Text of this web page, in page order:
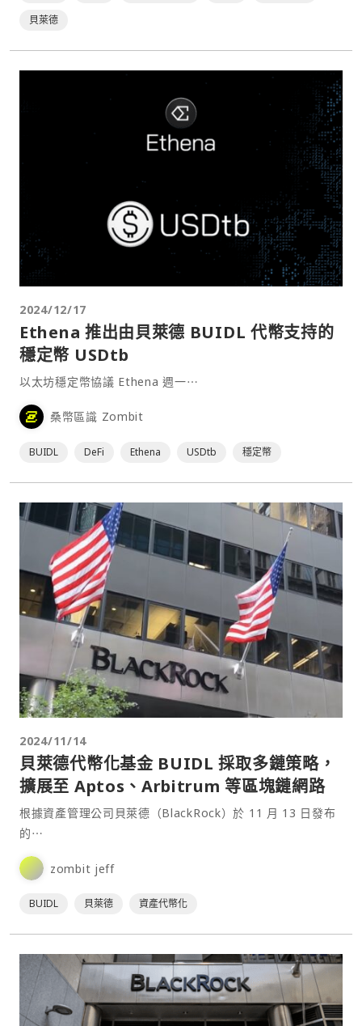
貝萊德
2024/12/17
Ethena 推出由貝萊德 BUIDL 代幣支持的
穩定幣 USDtb
以太坊穩定幣協議 Ethena 週一⋯
桑幣區識 Zombit
BUIDL DeFi Ethena USDtb 穩定幣
2024/11/14
貝萊德代幣化基金 BUIDL 採取多鏈策略，
擴展至 Aptos、Arbitrum 等區塊鏈網路
根據資產管理公司貝萊德（BlackRock）於 11 月 13 日發布
的⋯
zombit jeff
BUIDL 貝萊德 資產代幣化